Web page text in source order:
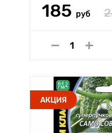
185 руб
АКЦИЯ